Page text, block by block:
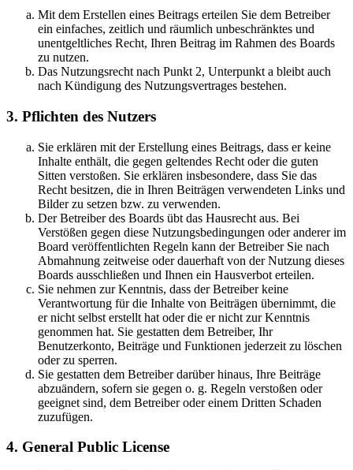
Mit dem Erstellen eines Beitrags erteilen Sie dem Betreiber
ein einfaches, zeitlich und räumlich unbeschränktes und
unentgeltliches Recht, Ihren Beitrag im Rahmen des Boards
zu nutzen.
Das Nutzungsrecht nach Punkt 2, Unterpunkt a bleibt auch
nach Kündigung des Nutzungsvertrages bestehen.
3. Pflichten des Nutzers
Sie erklären mit der Erstellung eines Beitrags, dass er keine
Inhalte enthält, die gegen geltendes Recht oder die guten
Sitten verstoßen. Sie erklären insbesondere, dass Sie das
Recht besitzen, die in Ihren Beiträgen verwendeten Links und
Bilder zu setzen bzw. zu verwenden.
Der Betreiber des Boards übt das Hausrecht aus. Bei
Verstößen gegen diese Nutzungsbedingungen oder anderer im
Board veröffentlichten Regeln kann der Betreiber Sie nach
Abmahnung zeitweise oder dauerhaft von der Nutzung dieses
Boards ausschließen und Ihnen ein Hausverbot erteilen.
Sie nehmen zur Kenntnis, dass der Betreiber keine
Verantwortung für die Inhalte von Beiträgen übernimmt, die
er nicht selbst erstellt hat oder die er nicht zur Kenntnis
genommen hat. Sie gestatten dem Betreiber, Ihr
Benutzerkonto, Beiträge und Funktionen jederzeit zu löschen
oder zu sperren.
Sie gestatten dem Betreiber darüber hinaus, Ihre Beiträge
abzuändern, sofern sie gegen o. g. Regeln verstoßen oder
geeignet sind, dem Betreiber oder einem Dritten Schaden
zuzufügen.
4. General Public License